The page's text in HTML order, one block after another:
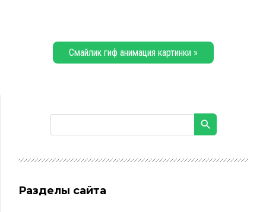
Смайлик гиф анимация картинки »
Разделы сайта